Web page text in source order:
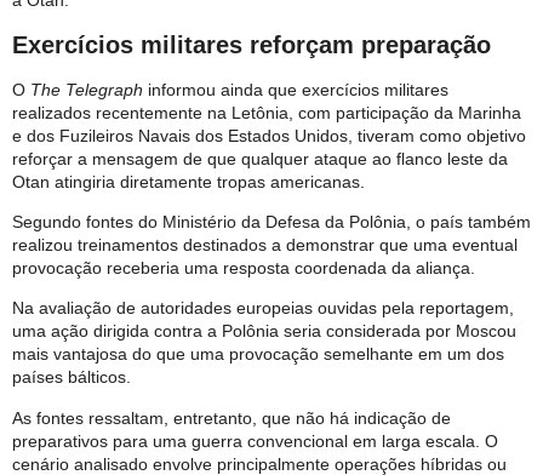
Exercícios militares reforçam preparação
O The Telegraph informou ainda que exercícios militares
realizados recentemente na Letônia, com participação da Marinha
e dos Fuzileiros Navais dos Estados Unidos, tiveram como objetivo
reforçar a mensagem de que qualquer ataque ao flanco leste da
Otan atingiria diretamente tropas americanas.
Segundo fontes do Ministério da Defesa da Polônia, o país também
realizou treinamentos destinados a demonstrar que uma eventual
provocação receberia uma resposta coordenada da aliança.
Na avaliação de autoridades europeias ouvidas pela reportagem,
uma ação dirigida contra a Polônia seria considerada por Moscou
mais vantajosa do que uma provocação semelhante em um dos
países bálticos.
As fontes ressaltam, entretanto, que não há indicação de
preparativos para uma guerra convencional em larga escala. O
cenário analisado envolve principalmente operações híbridas ou